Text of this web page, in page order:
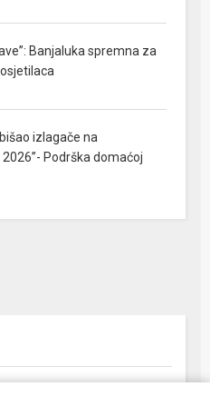
Banjaluka spremna za
izlagače na
Podrška domaćoj